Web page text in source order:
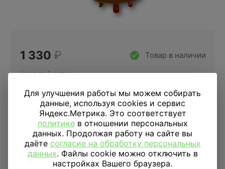
Товар в наличии
1 330 ₽
Цена за 1 шарик
Купить в 1 клик
ДОСТАВКАПО МОСКВЕ
Доставка в пределах МКАД 590 руб.
Для улучшения работы мы можем собирать
данные, используя cookies и сервис
Яндекс.Метрика. Это соответствует
политикев отношении персональных
данных. Продолжая работу на сайте вы
даёте согласие на обработку персональных
данных. Файлы cookie можно отключить в
настройках Вашего браузера.